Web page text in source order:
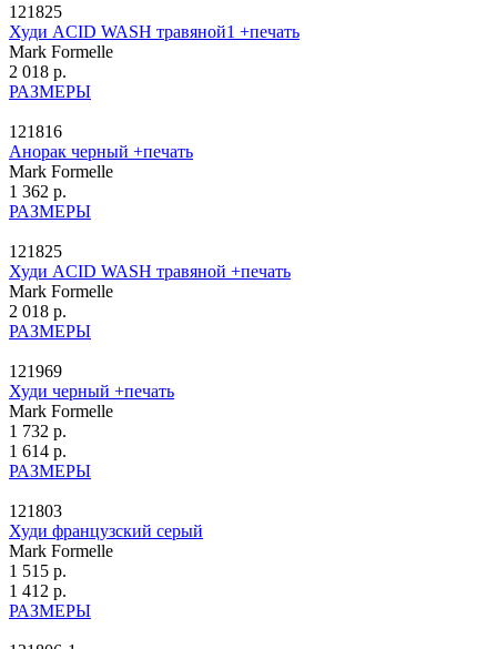
121825
Худи ACID WASH травяной1 +печать
Mark Formelle
2 018 р.
РАЗМЕРЫ
121816
Анорак черный +печать
Mark Formelle
1 362 р.
РАЗМЕРЫ
121825
Худи ACID WASH травяной +печать
Mark Formelle
2 018 р.
РАЗМЕРЫ
121969
Худи черный +печать
Mark Formelle
1 732 р.
1 614 р.
РАЗМЕРЫ
121803
Худи французский серый
Mark Formelle
1 515 р.
1 412 р.
РАЗМЕРЫ